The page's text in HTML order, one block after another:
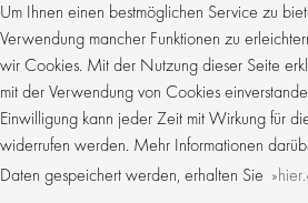
Um Ihnen einen bestmöglichen Service zu
Verwendung mancher Funktionen zu
wir Cookies. Mit der Nutzung dieser Seite
mit der Verwendung von Cookies
Einwilligung kann jeder Zeit mit Wirkung für
widerrufen werden. Mehr Informationen
Daten gespeichert werden, erhalten Sie
hier.
VERKÄUFER (M/W/D) TEILZEIT
DACHAU